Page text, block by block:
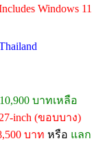
Windows 11
บาทเหลือ
inch (ขอบบาง)
บาท หรือ แลก